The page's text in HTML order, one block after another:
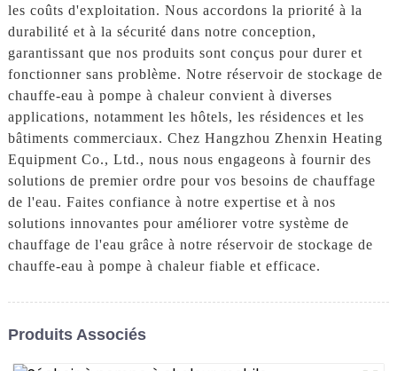
les coûts d'exploitation. Nous accordons la priorité à la
durabilité et à la sécurité dans notre conception,
garantissant que nos produits sont conçus pour durer et
fonctionner sans problème. Notre réservoir de stockage de
chauffe-eau à pompe à chaleur convient à diverses
applications, notamment les hôtels, les résidences et les
bâtiments commerciaux. Chez Hangzhou Zhenxin Heating
Equipment Co., Ltd., nous nous engageons à fournir des
solutions de premier ordre pour vos besoins de chauffage
de l'eau. Faites confiance à notre expertise et à nos
solutions innovantes pour améliorer votre système de
chauffage de l'eau grâce à notre réservoir de stockage de
chauffe-eau à pompe à chaleur fiable et efficace.
Produits Associés